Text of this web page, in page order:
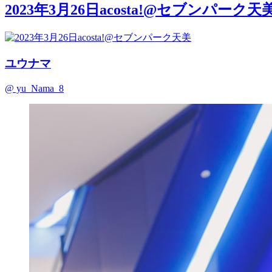
2023年3月26日acosta!@セブンパーク天
ユウナマ
@ yu_Nama_8